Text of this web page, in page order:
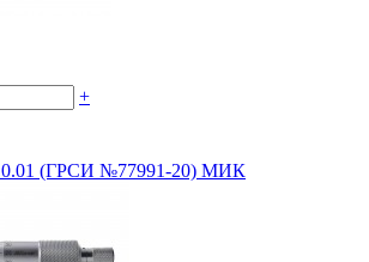
+
(ГРСИ №77991-20) МИК